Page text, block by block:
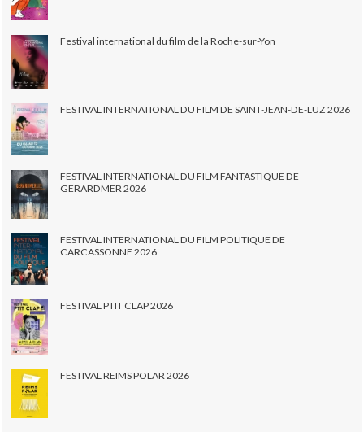
Festival international du film de la Roche-sur-Yon
FESTIVAL INTERNATIONAL DU FILM DE SAINT-JEAN-DE-LUZ 2026
FESTIVAL INTERNATIONAL DU FILM FANTASTIQUE DE
GERARDMER 2026
FESTIVAL INTERNATIONAL DU FILM POLITIQUE DE
CARCASSONNE 2026
FESTIVAL PTIT CLAP 2026
FESTIVAL REIMS POLAR 2026